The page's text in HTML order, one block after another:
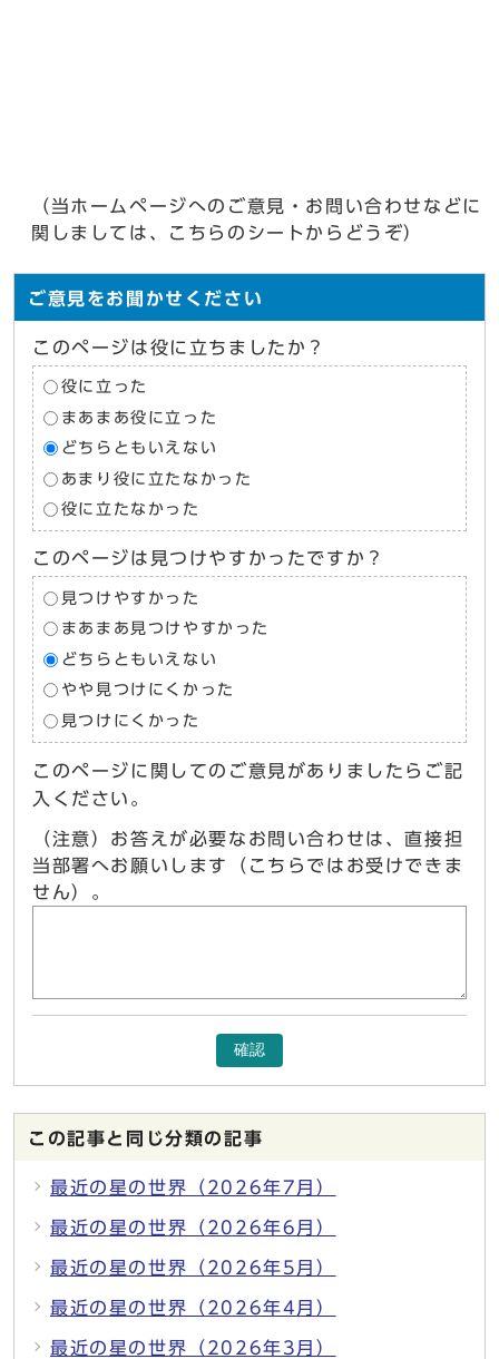
（当ホームページへのご意見・お問い合わせなどに
関しましては、こちらのシートからどうぞ）
ご意見をお聞かせください
このページは役に立ちましたか？
役に立った
まあまあ役に立った
どちらともいえない
あまり役に立たなかった
役に立たなかった
このページは見つけやすかったですか？
見つけやすかった
まあまあ見つけやすかった
どちらともいえない
やや見つけにくかった
見つけにくかった
このページに関してのご意見がありましたらご記
入ください。
（注意）お答えが必要なお問い合わせは、直接担
当部署へお願いします（こちらではお受けできま
せん）。
確認
この記事と同じ分類の記事
最近の星の世界（2026年7月）
最近の星の世界（2026年6月）
最近の星の世界（2026年5月）
最近の星の世界（2026年4月）
最近の星の世界（2026年3月）